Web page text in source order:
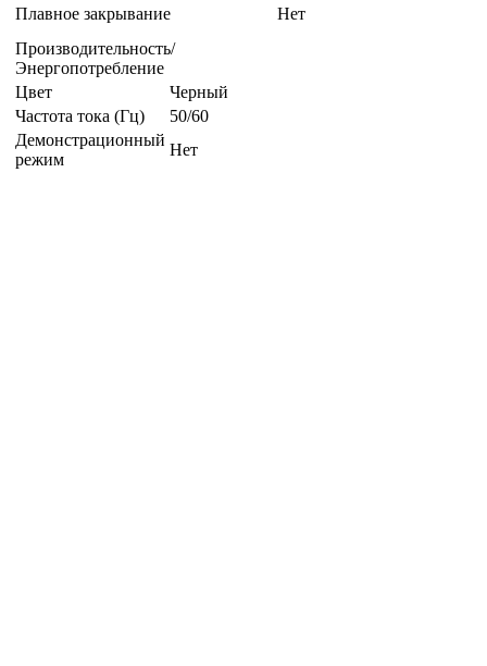
Плавное закрывание
Нет
Производительность/
Энергопотребление
Цвет
Черный
Частота тока (Гц)
50/60
Демонстрационный
режим
Нет